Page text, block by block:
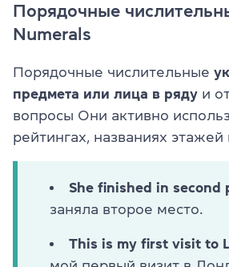
Порядочные
Numerals
Порядочные числительные
предмета или лица в ряду и
вопросы Они активно
рейтингах, названиях этажей
She finished in second
заняла второе место.
This is my first visit to